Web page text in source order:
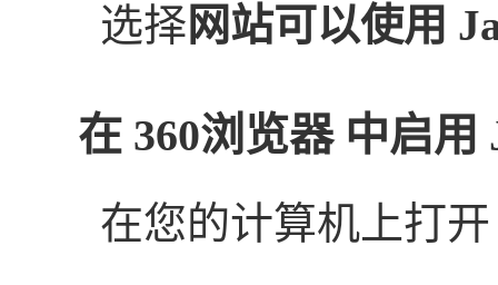
选择 网站可以使用
在 360浏览器 中启用
在您的计算机上打